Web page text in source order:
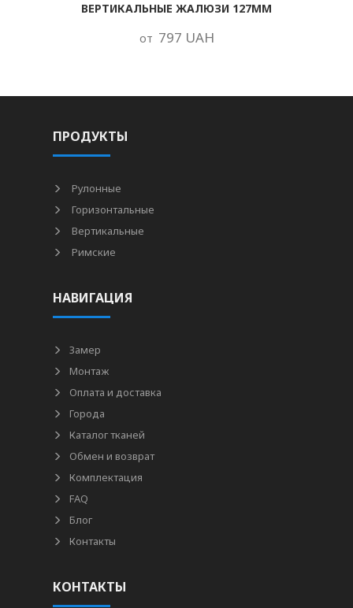
ВЕРТИКАЛЬНЫЕ ЖАЛЮЗИ 127ММ
от 797 UAH
ПРОДУКТЫ
Рулонные
Горизонтальные
Вертикальные
Римские
НАВИГАЦИЯ
Замер
Монтаж
Оплата и доставка
Города
Каталог тканей
Обмен и возврат
Комплектация
FAQ
Блог
Контакты
КОНТАКТЫ